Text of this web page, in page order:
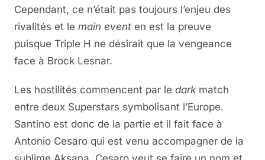
Cependant, ce n’était pas toujours l’enjeu des
rivalités et le main event en est la preuve
puisque Triple H ne désirait que la vengeance
face à Brock Lesnar.
Les hostilités commencent par le dark match
entre deux Superstars symbolisant l’Europe.
Santino est donc de la partie et il fait face à
Antonio Cesaro qui est venu accompagner de la